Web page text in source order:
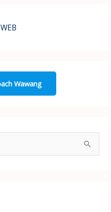
Wawang